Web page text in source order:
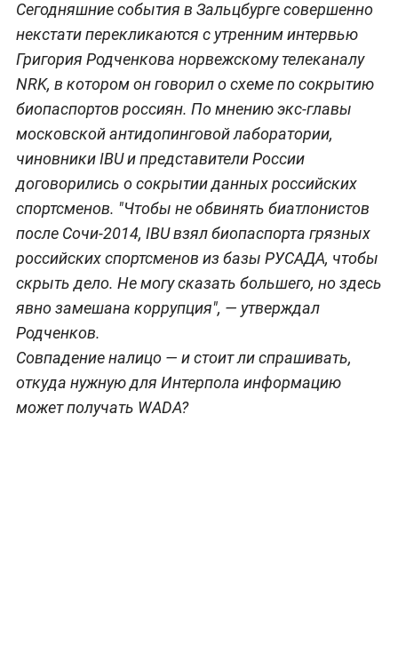
Сегодняшние события в Зальцбурге совершенно
некстати перекликаются с утренним интервью
Григория Родченкова норвежскому телеканалу
NRK, в котором он говорил о схеме по сокрытию
биопаспортов россиян. По мнению экс-главы
московской антидопинговой лаборатории,
чиновники IBU и представители России
договорились о сокрытии данных российских
спортсменов. "Чтобы не обвинять биатлонистов
после Сочи-2014, IBU взял биопаспорта грязных
российских спортсменов из базы РУСАДА, чтобы
скрыть дело. Не могу сказать большего, но здесь
явно замешана коррупция", — утверждал
Родченков.
Совпадение налицо — и стоит ли спрашивать,
откуда нужную для Интерпола информацию
может получать WADA?